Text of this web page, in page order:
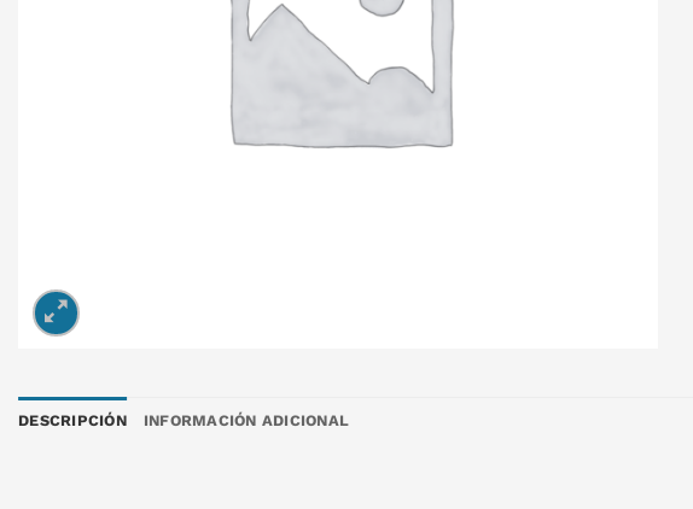
DESCRIPCIÓN INFORMACIÓN ADICIONAL